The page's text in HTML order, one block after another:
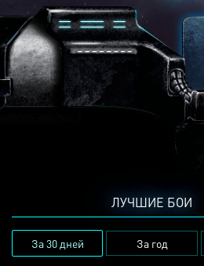
ЛУЧШИЕ БОИ
За 30 дней За год